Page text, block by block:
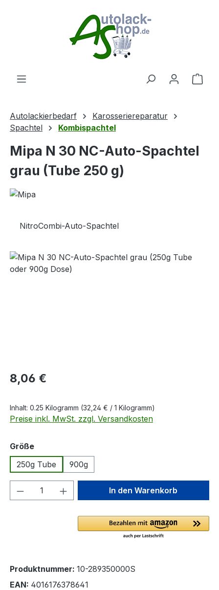
Autolackierbedarf
Karosseriereparatur
Spachtel
Kombispachtel
Mipa N 30 NC-Auto-Spachtel
grau (Tube 250 g)
NitroCombi-Auto-Spachtel
Bildergalerie überspringen
Regulärer Preis:
8,06 €
Inhalt: 0.25 Kilogramm (32,24 € / 1 Kilogramm)
Preise inkl. MwSt. zzgl. Versandkosten
Größeauswählen
250g Tube
900g
Produkt Anzahl: Gib denIn den Warenkorb
Produktnummer: 10-289350000S
EAN: 4016176378641